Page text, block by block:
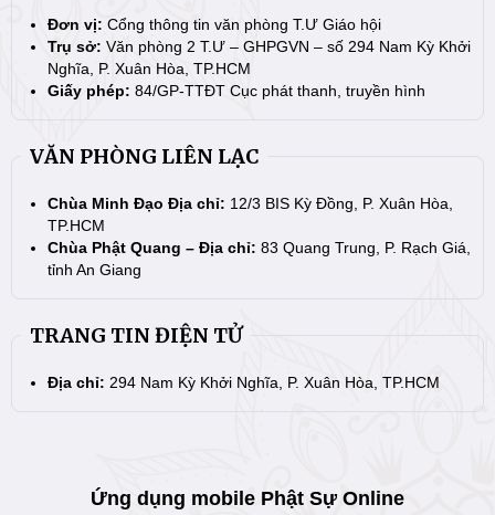
Đơn vị: Cổng thông tin văn phòng T.Ư Giáo hội
Trụ sở: Văn phòng 2 T.Ư – GHPGVN – số 294 Nam Kỳ Khởi
Nghĩa, P. Xuân Hòa, TP.HCM
Giấy phép: 84/GP-TTĐT Cục phát thanh, truyền hình
VĂN PHÒNG LIÊN LẠC
Chùa Minh Đạo Địa chỉ: 12/3 BIS Kỳ Đồng, P. Xuân Hòa,
TP.HCM
Chùa Phật Quang – Địa chỉ: 83 Quang Trung, P. Rạch Giá,
tỉnh An Giang
TRANG TIN ĐIỆN TỬ
Địa chỉ: 294 Nam Kỳ Khởi Nghĩa, P. Xuân Hòa, TP.HCM
Ứng dụng mobile Phật Sự Online